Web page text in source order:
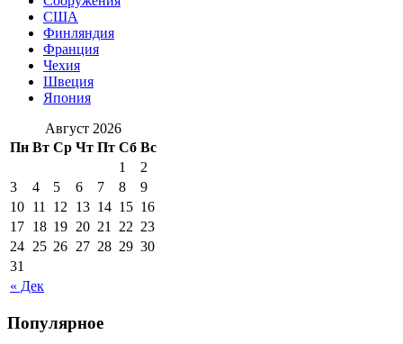
США
Финляндия
Франция
Чехия
Швеция
Япония
Август 2026
Пн Вт Ср Чт Пт Сб Вс
« Дек
1
2
3
4 5 6 7 8
9
10 11 12 13 14 15 16
17 18 19 20 21 22 23
24 25 26 27 28 29 30
31
Популярное